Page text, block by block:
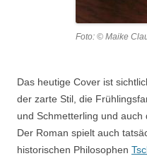
Foto: © Maike
Das heutige Cover ist
der zarte Stil, die
und Schmetterling und auch
Der Roman spielt auch
historischen Philosophen